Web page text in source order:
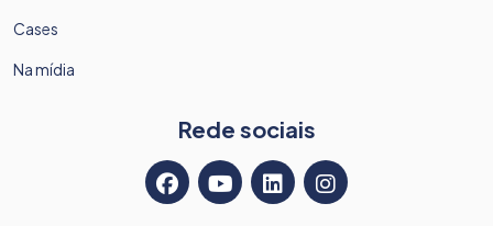
Cases
Na mídia
Rede sociais